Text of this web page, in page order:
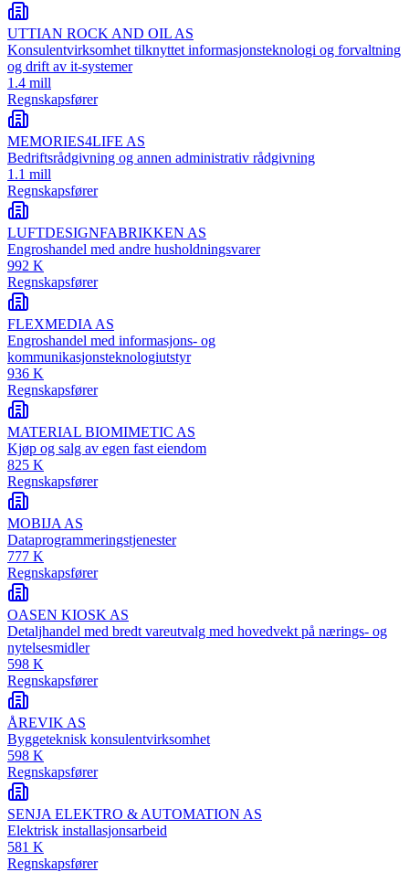
UTTIAN ROCK AND OIL AS
Konsulentvirksomhet tilknyttet informasjonsteknologi og forvaltning
og drift av it-systemer
1.4 mill
Regnskapsfører
MEMORIES4LIFE AS
Bedriftsrådgivning og annen administrativ rådgivning
1.1 mill
Regnskapsfører
LUFTDESIGNFABRIKKEN AS
Engroshandel med andre husholdningsvarer
992 K
Regnskapsfører
FLEXMEDIA AS
Engroshandel med informasjons- og
kommunikasjonsteknologiutstyr
936 K
Regnskapsfører
MATERIAL BIOMIMETIC AS
Kjøp og salg av egen fast eiendom
825 K
Regnskapsfører
MOBIJA AS
Dataprogrammeringstjenester
777 K
Regnskapsfører
OASEN KIOSK AS
Detaljhandel med bredt vareutvalg med hovedvekt på nærings- og
nytelsesmidler
598 K
Regnskapsfører
ÅREVIK AS
Byggeteknisk konsulentvirksomhet
598 K
Regnskapsfører
SENJA ELEKTRO & AUTOMATION AS
Elektrisk installasjonsarbeid
581 K
Regnskapsfører